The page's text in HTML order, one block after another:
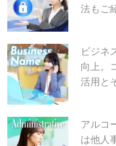
法もご
ビジネ
向上。
活用と
アルコ
は他人